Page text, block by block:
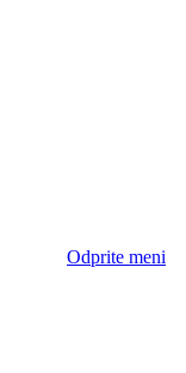
Odprite meni